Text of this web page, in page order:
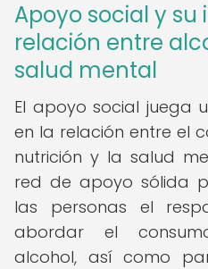
Apoyo social y
relación entre
salud mental
El apoyo social juega
en la relación entre el
nutrición y la salud
red de apoyo sólida
las personas el
abordar el
alcohol, así como